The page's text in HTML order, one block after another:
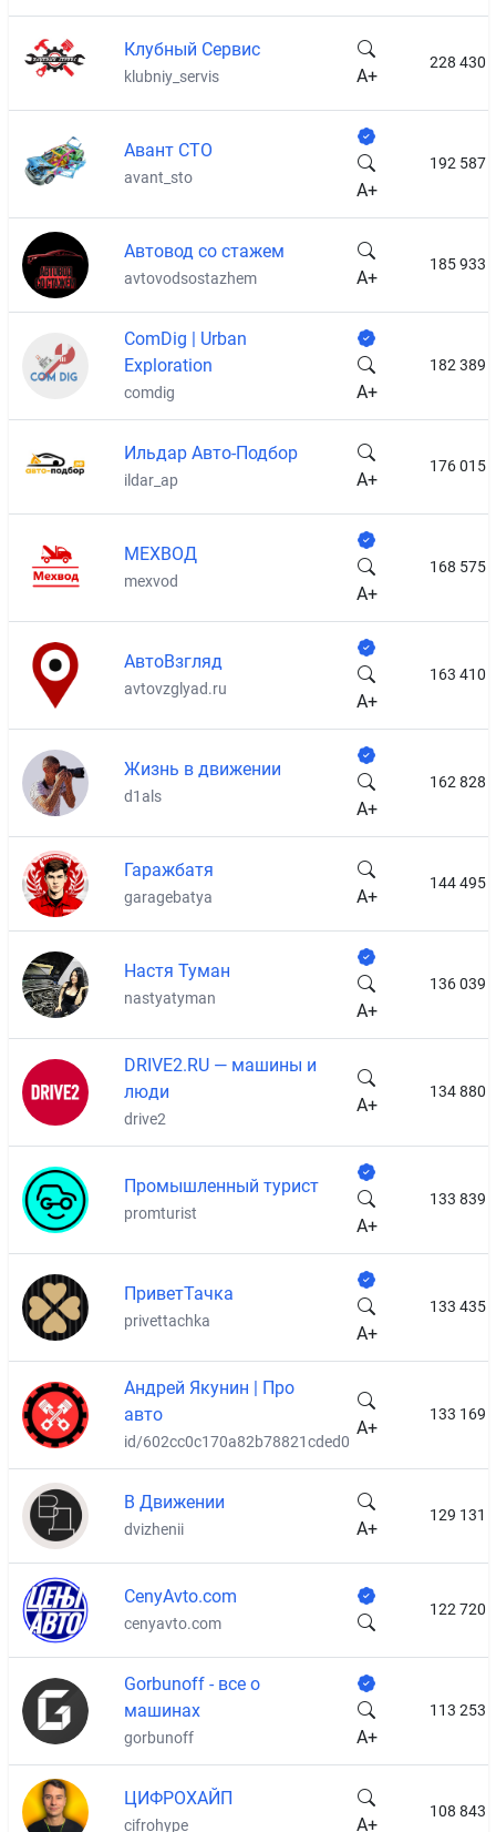
Клубный Сервис
klubniy_servis A+
228 430
Авант СТО
avant_sto
A+
192 587
Автовод со стажем
avtovodsostazhem A+
185 933
ComDig | Urban
Exploration
comdig A+
182 389
Ильдар Авто-Подбор
ildar_ap A+
176 015
МЕХВОД
mexvod
A+
168 575
АвтоВзгляд
avtovzglyad.ru
A+
163 410
Жизнь в движении
d1als
A+
162 828
Гаражбатя
garagebatya A+
144 495
Настя Туман
nastyatyman
A+
136 039
DRIVE2.RU — машины и
люди
drive2
A+
134 880
Промышленный турист
promturist
A+
133 839
ПриветТачка
privettachka
A+
133 435
Андрей Якунин | Про
авто
id/602cc0c170a82b78821cded0
A+
133 169
В Движении
dvizhenii A+
129 131
CenyAvto.com
cenyavto.com
122 720
Gorbunoff - все о
машинах
gorbunoff A+
113 253
ЦИФРОХАЙП
cifrohype A+
108 843